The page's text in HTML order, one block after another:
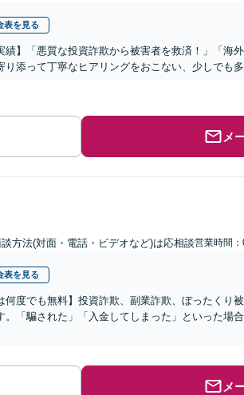
表を見る
績】「悪質な投資詐欺から被害者を救済！」「海
添って丁寧なヒアリングをおこない、少しでも
メ
方法(対面・電話・ビデオなど)は応相談営業時間：
表を見る
何度でも無料】投資詐欺、副業詐欺、ぼったくり
。「騙された」「入金してしまった」といった場
メ